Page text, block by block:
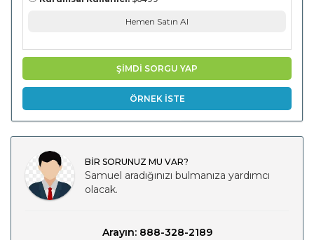
Hemen Satın Al
ŞİMDİ SORGU YAP
ÖRNEK İSTE
BİR SORUNUZ MU VAR?
Samuel aradığınızı bulmanıza yardımcı
olacak.
Arayın: 888-328-2189